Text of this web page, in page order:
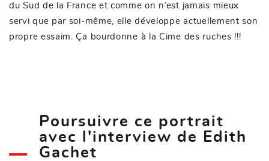
du Sud de la France et comme on n’est jamais mieux
servi que par soi-même, elle développe actuellement son
propre essaim. Ça bourdonne à la Cime des ruches !!!
Poursuivre ce portrait
avec l'interview de Edith
Gachet